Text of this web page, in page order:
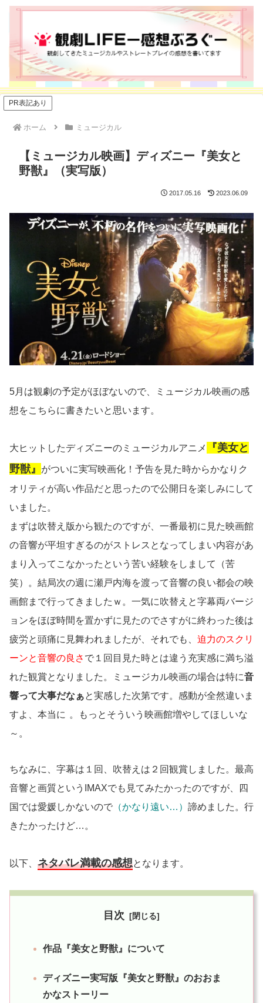
PR表記あり
ホーム ミュージカル
【ミュージカル映画】ディズニー『美女と
野獣』（実写版）
2017.05.16 2023.06.09
5月は観劇の予定がほぼないので、ミュージカル映画の感
想をこちらに書きたいと思います。
大ヒットしたディズニーのミュージカルアニメ
『美女と
野獣』
がついに実写映画化！予告を見た時からかなりク
オリティが高い作品だと思ったので公開日を楽しみにして
いました。
まずは吹替え版から観たのですが、一番最初に見た映画館
の音響が平坦すぎるのがストレスとなってしまい内容があ
まり入ってこなかったという苦い経験をしまして（苦
笑）。結局次の週に瀬戸内海を渡って音響の良い都会の映
画館まで行ってきましたｗ。一気に吹替えと字幕両バージ
ョンをほぼ時間を置かずに見たのでさすがに終わった後は
疲労と頭痛に見舞われましたが、それでも、 迫力のスクリ
ーンと音響の良さ で１回目見た時とは違う充実感に満ち溢
れた観賞となりました。ミュージカル映画の場合は特に音
響って大事だなぁと実感した次第です。感動が全然違いま
すよ、本当に 。もっとそういう映画館増やしてほしいな
～。
ちなみに、字幕は１回、吹替えは２回観賞しました。最高
音響と画質というIMAXでも見てみたかったのですが、四
国では愛媛しかないので （かなり遠い…） 諦めました。行
きたかったけど…。
以下、 ネタバレ満載の感想となります。
目次
作品『美女と野獣』について
ディズニー実写版『美女と野獣』のおおま
かなストーリー